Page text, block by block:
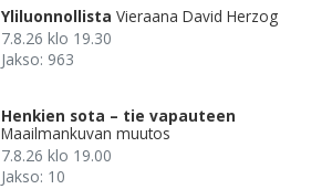
Yliluonnollista Vieraana David Herzog
7.8.26 klo 19.30
Jakso: 963
Henkien sota – tie vapauteen
Maailmankuvan muutos
7.8.26 klo 19.00
Jakso: 10